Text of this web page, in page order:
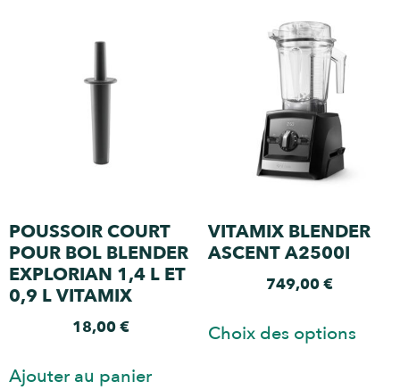
POUSSOIR COURT
POUR BOL BLENDER
EXPLORIAN 1,4 L ET
0,9 L VITAMIX
18,00€
Ajouter au panier
VITAMIX BLENDER
ASCENT A2500I
749,00€
Choix des options